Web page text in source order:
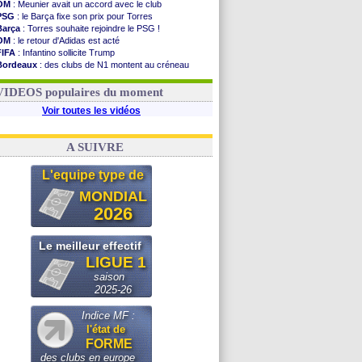
: Meunier avait un accord avec le club
: le Barça fixe son prix pour Torres
: Torres souhaite rejoindre le PSG !
: le retour d'Adidas est acté
: Infantino sollicite Trump
: des clubs de N1 montent au créneau
: le démenti de Leipzig pour Diomandé
populaires du moment
Voir toutes les vidéos
A SUIVRE
L'equipe type de
MONDIAL
2026
Le meilleur effectif
LIGUE 1
saison
2025-26
Indice MF :
l'état de
FORME
des clubs en europe